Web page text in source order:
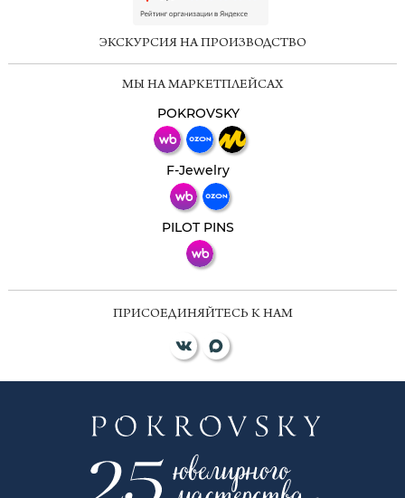
ЭКСКУРСИЯ НА ПРОИЗВОДСТВО
МЫ НА МАРКЕТПЛЕЙСАХ
POKROVSKY
F-Jewelry
PILOT PINS
ПРИСОЕДИНЯЙТЕСЬ К НАМ